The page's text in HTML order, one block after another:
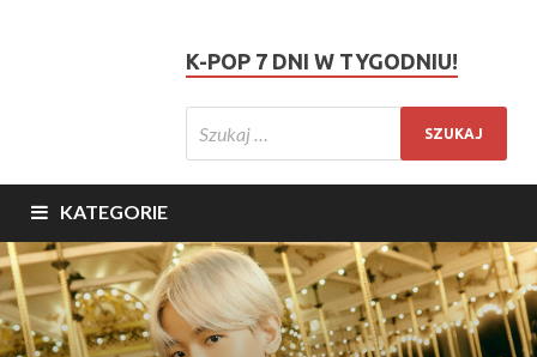
K-POP 7 DNI W TYGODNIU!
KATEGORIE